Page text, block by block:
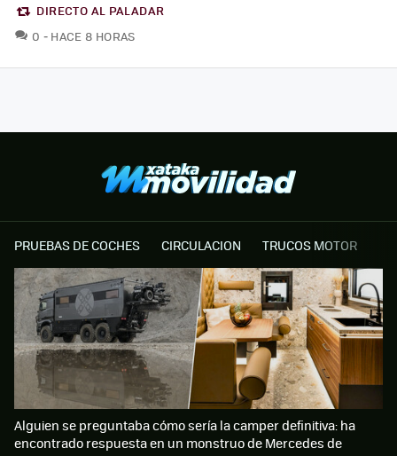
DIRECTO AL PALADAR
0 COMENTARIOS
HACE 8 HORAS
PRUEBAS DE COCHES CIRCULACION TRUCOS MOTOR
Alguien se preguntaba cómo sería la camper definitiva: ha
encontrado respuesta en un monstruo de Mercedes de